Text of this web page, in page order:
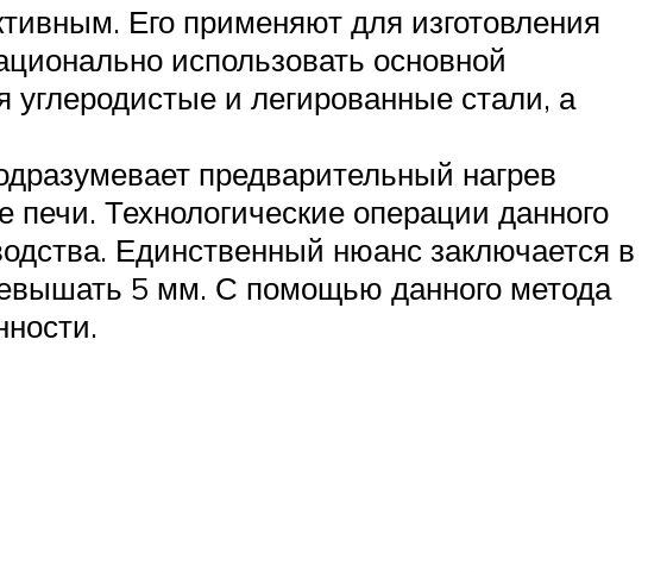
Его применяют для изготовления
использовать основной
и легированные стали, а
предварительный нагрев
печи. Технологические операции данного
Единственный нюанс заключается в
5 мм. С помощью данного метода